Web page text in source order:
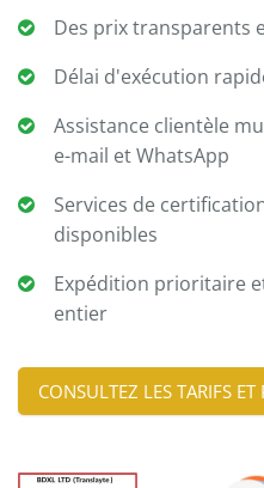
Des prix transparents
Délai d'exécution
Assistance clientèle
e-mail et WhatsApp
Services de
disponibles
Expédition prioritaire
entier
CONSULTEZ LES TARIFS